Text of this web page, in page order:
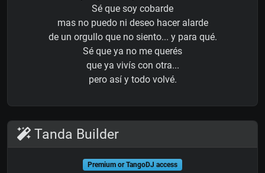
Sé que soy cobarde
mas no puedo ni deseo hacer alarde
de un orgullo que no siento... y para qué.
Sé que ya no me querés
que ya vivís con otra...
pero así y todo volvé.
Tanda Builder
Premium or TangoDJ access